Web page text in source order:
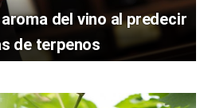
del vino al predecir
de terpenos